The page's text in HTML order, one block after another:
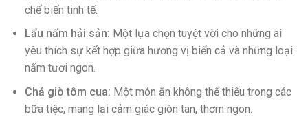
chế biến tinh tế.
Lẩu nấm hải sản: Một lựa chọn tuyệt vời cho những ai
yêu thích sự kết hợp giữa hương vị biển cả và những loại
nấm tươi ngon.
Chả giò tôm cua: Một món ăn không thể thiếu trong các
bữa tiệc, mang lại cảm giác giòn tan, thơm ngon.